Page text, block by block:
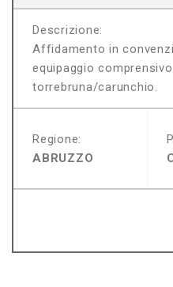
Descrizione:
Affidamento in
equipaggio
torrebruna/carunchio.
Regione:
ABRUZZO